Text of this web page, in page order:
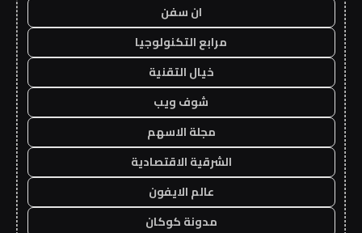
ان سفن
مرابع التكنولوجيا
خيال التقنية
شوف ويب
مجلة الاسهم
الشرقية الاقتصادية
عالم الايفون
مدونة كوكان